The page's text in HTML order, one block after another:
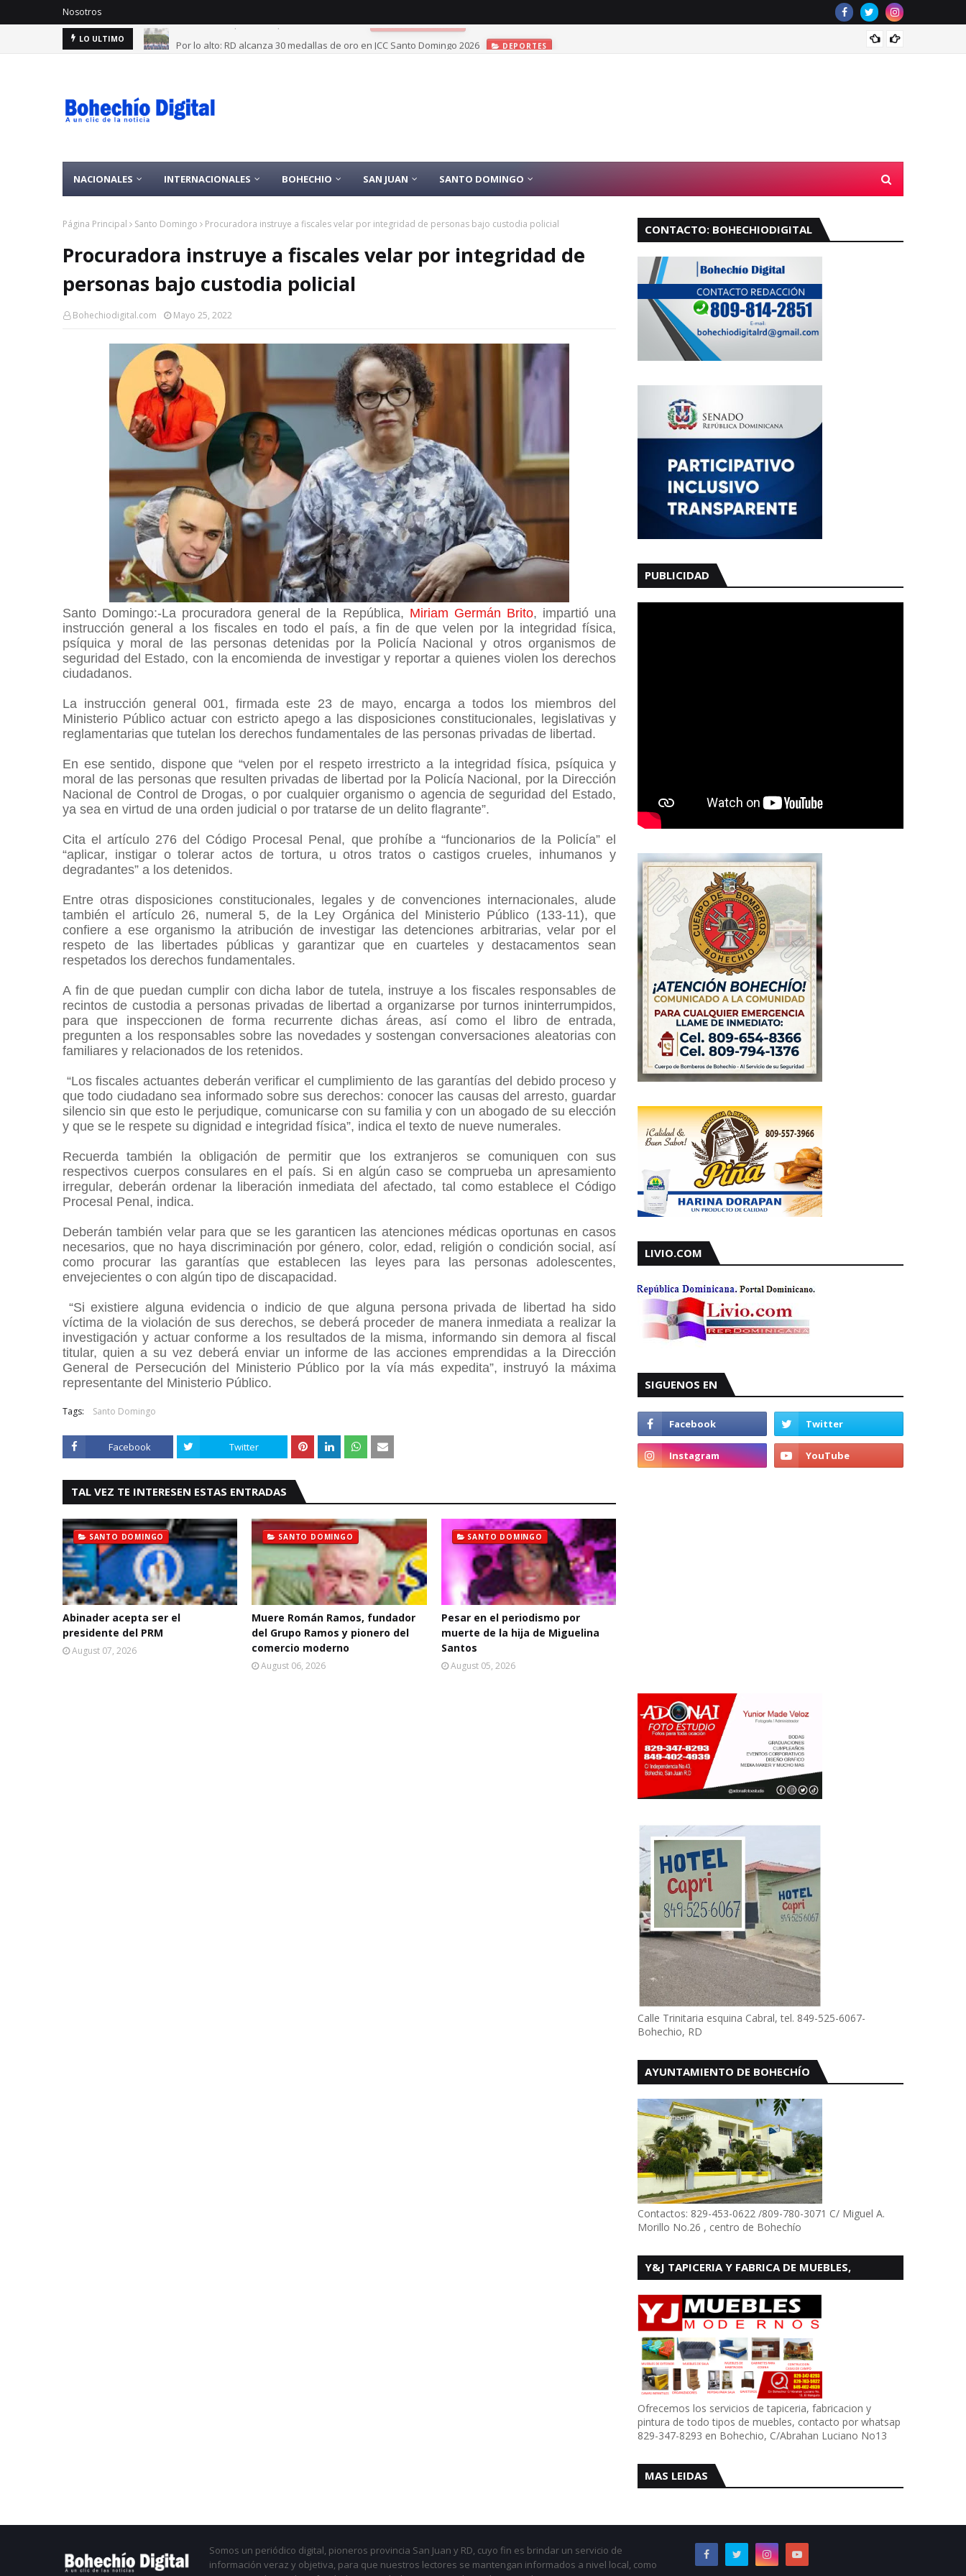
Nosotros
LO ULTIMO Por lo alto: RD alcanza 30 medallas de oro en JCC Santo Domingo 2026 DEPORTES
NACIONALES INTERNACIONALES BOHECHIO SAN JUAN SANTO DOMINGO
Página Principal Santo Domingo Procuradora instruye a fiscales velar por integridad de personas bajo custodia policial
Procuradora instruye a fiscales velar por integridad de
personas bajo custodia policial
Bohechiodigital.com Mayo 25, 2022
Santo Domingo:-La procuradora general de la República, Miriam Germán Brito, impartió una
instrucción general a los fiscales en todo el país, a fin de que velen por la integridad física,
psíquica y moral de las personas detenidas por la Policía Nacional y otros organismos de
seguridad del Estado, con la encomienda de investigar y reportar a quienes violen los derechos
ciudadanos.
La instrucción general 001, firmada este 23 de mayo, encarga a todos los miembros del
Ministerio Público actuar con estricto apego a las disposiciones constitucionales, legislativas y
reglamentarias que tutelan los derechos fundamentales de las personas privadas de libertad.
En ese sentido, dispone que “velen por el respeto irrestricto a la integridad física, psíquica y
moral de las personas que resulten privadas de libertad por la Policía Nacional, por la Dirección
Nacional de Control de Drogas, o por cualquier organismo o agencia de seguridad del Estado,
ya sea en virtud de una orden judicial o por tratarse de un delito flagrante”.
Cita el artículo 276 del Código Procesal Penal, que prohíbe a “funcionarios de la Policía” el
“aplicar, instigar o tolerar actos de tortura, u otros tratos o castigos crueles, inhumanos y
degradantes” a los detenidos.
Entre otras disposiciones constitucionales, legales y de convenciones internacionales, alude
también el artículo 26, numeral 5, de la Ley Orgánica del Ministerio Público (133-11), que
confiere a ese organismo la atribución de investigar las detenciones arbitrarias, velar por el
respeto de las libertades públicas y garantizar que en cuarteles y destacamentos sean
respetados los derechos fundamentales.
A fin de que puedan cumplir con dicha labor de tutela, instruye a los fiscales responsables de
recintos de custodia a personas privadas de libertad a organizarse por turnos ininterrumpidos,
para que inspeccionen de forma recurrente dichas áreas, así como el libro de entrada,
pregunten a los responsables sobre las novedades y sostengan conversaciones aleatorias con
familiares y relacionados de los retenidos.
“Los fiscales actuantes deberán verificar el cumplimiento de las garantías del debido proceso y
que todo ciudadano sea informado sobre sus derechos: conocer las causas del arresto, guardar
silencio sin que esto le perjudique, comunicarse con su familia y con un abogado de su elección
y que se le respete su dignidad e integridad física”, indica el texto de nueve numerales.
Recuerda también la obligación de permitir que los extranjeros se comuniquen con sus
respectivos cuerpos consulares en el país. Si en algún caso se comprueba un apresamiento
irregular, deberán ordenar la liberación inmediata del afectado, tal como establece el Código
Procesal Penal, indica.
Deberán también velar para que se les garanticen las atenciones médicas oportunas en casos
necesarios, que no haya discriminación por género, color, edad, religión o condición social, así
como procurar las garantías que establecen las leyes para las personas adolescentes,
envejecientes o con algún tipo de discapacidad.
“Si existiere alguna evidencia o indicio de que alguna persona privada de libertad ha sido
víctima de la violación de sus derechos, se deberá proceder de manera inmediata a realizar la
investigación y actuar conforme a los resultados de la misma, informando sin demora al fiscal
titular, quien a su vez deberá enviar un informe de las acciones emprendidas a la Dirección
General de Persecución del Ministerio Público por la vía más expedita”, instruyó la máxima
representante del Ministerio Público.
Tags: Santo Domingo
Facebook Twitter
TAL VEZ TE INTERESEN ESTAS ENTRADAS
SANTO DOMINGO
Abinader acepta ser el
presidente del PRM
August 07, 2026
SANTO DOMINGO
Muere Román Ramos, fundador
del Grupo Ramos y pionero del
comercio moderno
August 06, 2026
SANTO DOMINGO
Pesar en el periodismo por
muerte de la hija de Miguelina
Santos
August 05, 2026
CONTACTO: BOHECHIODIGITAL
PUBLICIDAD
LIVIO.COM
SIGUENOS EN
Calle Trinitaria esquina Cabral, tel. 849-525-6067-
Bohechio, RD
AYUNTAMIENTO DE BOHECHÍO
Contactos: 829-453-0622 /809-780-3071 C/ Miguel A.
Morillo No.26 , centro de Bohechío
Y&J TAPICERIA Y FABRICA DE MUEBLES,
Ofrecemos los servicios de tapiceria, fabricacion y
pintura de todo tipos de muebles, contacto por whatsap
829-347-8293 en Bohechio, C/Abrahan Luciano No13
MAS LEIDAS
Somos un periódico digital, pioneros provincia San Juan y RD, cuyo fin es brindar un servicio de
información veraz y objetiva, para que nuestros lectores se mantengan informados a nivel local, como